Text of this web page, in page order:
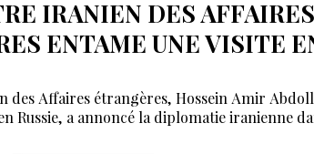
IRANIEN DES AFFAIRES
ENTAME UNE VISITE
des Affaires étrangères, Hossein Amir
Russie, a annoncé la diplomatie iranienne